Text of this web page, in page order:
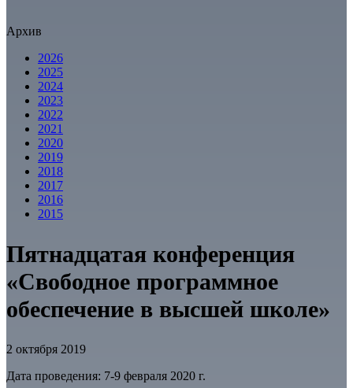
Архив
2026
2025
2024
2023
2022
2021
2020
2019
2018
2017
2016
2015
Пятнадцатая конференция
«Свободное программное
обеспечение в высшей школе»
2 октября 2019
Дата проведения: 7-9 февраля 2020 г.